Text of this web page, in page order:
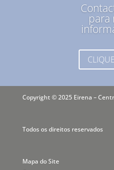
para
Copyright © 2025 Eirena –
Todos os direitos reservados
Mapa do Site